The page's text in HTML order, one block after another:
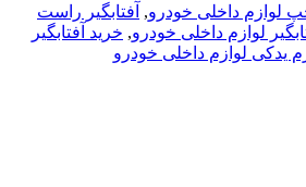
چپ لوازم داخلی خودرو, آفتابگیر راست
لوازم داخلی خودرو, خرید آفتابگیر
یدکی لوازم داخلی خودرو